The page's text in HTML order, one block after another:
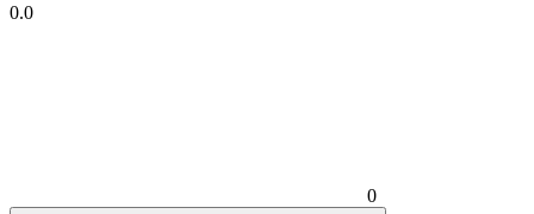
0.0
0